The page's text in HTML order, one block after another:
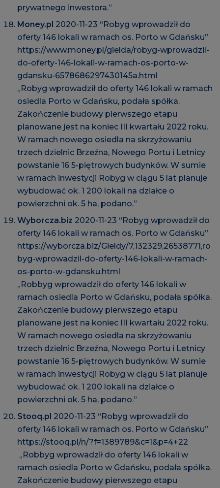
prywatnego inwestora.”
Money.pl 2020-11-23 “Robyg wprowadził do
oferty 146 lokali w ramach os. Porto w Gdańsku”
https://www.money.pl/gielda/robyg-wprowadzil-
do-oferty-146-lokali-w-ramach-os-porto-w-
gdansku-6578686297430145a.html
„Robyg wprowadził do oferty 146 lokali w ramach
osiedla Porto w Gdańsku, podała spółka.
Zakończenie budowy pierwszego etapu
planowane jest na koniec III kwartału 2022 roku.
W ramach nowego osiedla na skrzyżowaniu
trzech dzielnic Brzeźna, Nowego Portu i Letnicy
powstanie 16 5-piętrowych budynków. W sumie
w ramach inwestycji Robyg w ciągu 5 lat planuje
wybudować ok. 1 200 lokali na działce o
powierzchni ok. 5 ha, podano.”
Wyborcza.biz 2020-11-23 “Robyg wprowadził do
oferty 146 lokali w ramach os. Porto w Gdańsku”
https://wyborcza.biz/Gieldy/7,132329,26538771,ro
byg-wprowadzil-do-oferty-146-lokali-w-ramach-
os-porto-w-gdansku.html
„Robbyg wprowadził do oferty 146 lokali w
ramach osiedla Porto w Gdańsku, podała spółka.
Zakończenie budowy pierwszego etapu
planowane jest na koniec III kwartału 2022 roku.
W ramach nowego osiedla na skrzyżowaniu
trzech dzielnic Brzeźna, Nowego Portu i Letnicy
powstanie 16 5-piętrowych budynków. W sumie
w ramach inwestycji Robyg w ciągu 5 lat planuje
wybudować ok. 1 200 lokali na działce o
powierzchni ok. 5 ha, podano.”
Stooq.pl 2020-11-23 “Robyg wprowadził do
oferty 146 lokali w ramach os. Porto w Gdańsku”
https://stooq.pl/n/?f=1389789&c=1&p=4+22
„Robbyg wprowadził do oferty 146 lokali w
ramach osiedla Porto w Gdańsku, podała spółka.
Zakończenie budowy pierwszego etapu